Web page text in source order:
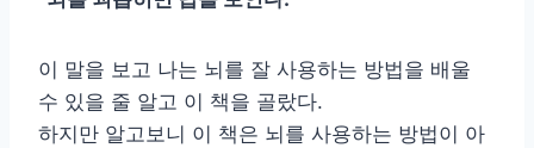
이 말을 보고 나는 뇌를 잘 사용하는 방법을 배울
수 있을 줄 알고 이 책을 골랐다.
하지만 알고보니 이 책은 뇌를 사용하는 방법이 아